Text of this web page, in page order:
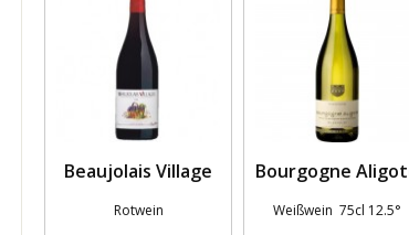
Beaujolais Village
Rotwein
Bourgogne
Weißwein 75cl 12.5°